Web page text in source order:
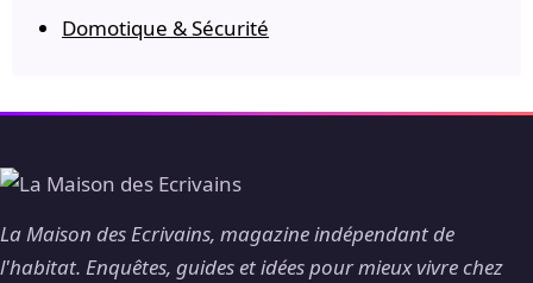
Domotique & Sécurité
La Maison des Ecrivains, magazine indépendant de
l'habitat. Enquêtes, guides et idées pour mieux vivre chez